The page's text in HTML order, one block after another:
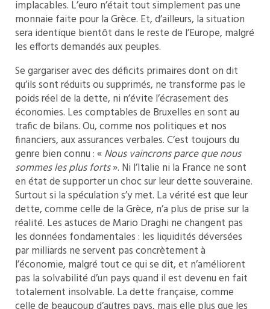
implacables. L’euro n’était tout simplement pas une
monnaie faite pour la Grèce. Et, d’ailleurs, la situation
sera identique bientôt dans le reste de l’Europe, malgré
les efforts demandés aux peuples.
Se gargariser avec des déficits primaires dont on dit
qu’ils sont réduits ou supprimés, ne transforme pas le
poids réel de la dette, ni n’évite l’écrasement des
économies. Les comptables de Bruxelles en sont au
trafic de bilans. Ou, comme nos politiques et nos
financiers, aux assurances verbales. C’est toujours du
genre bien connu : «Nous vaincrons parce que nous
sommes les plus forts». Ni l’Italie ni la France ne sont
en état de supporter un choc sur leur dette souveraine.
Surtout si la spéculation s’y met. La vérité est que leur
dette, comme celle de la Grèce, n’a plus de prise sur la
réalité. Les astuces de Mario Draghi ne changent pas
les données fondamentales : les liquidités déversées
par milliards ne servent pas concrètement à
l’économie, malgré tout ce qui se dit, et n’améliorent
pas la solvabilité d’un pays quand il est devenu en fait
totalement insolvable. La dette française, comme